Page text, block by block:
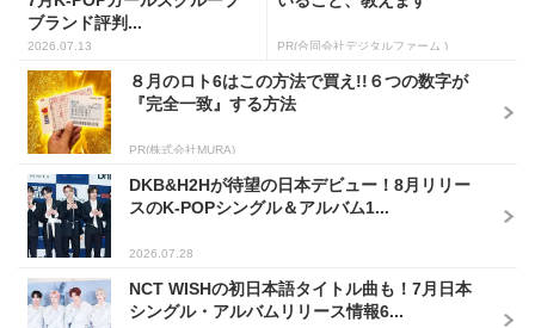
ブランド評判...
2026.07.13 PR(合同会社デジタルファーム )
８月のロト6はこの方法で買え!!６つの数字が
『完全一致』する方法
PR(株式会社MURA)
DKB&H2Hが待望の日本デビュー！8月リリー
スのK-POPシングル＆アルバム1...
2026.07.28
NCT WISHの初日本語タイトル曲も！7月日本
シングル・アルバムリリース情報6...